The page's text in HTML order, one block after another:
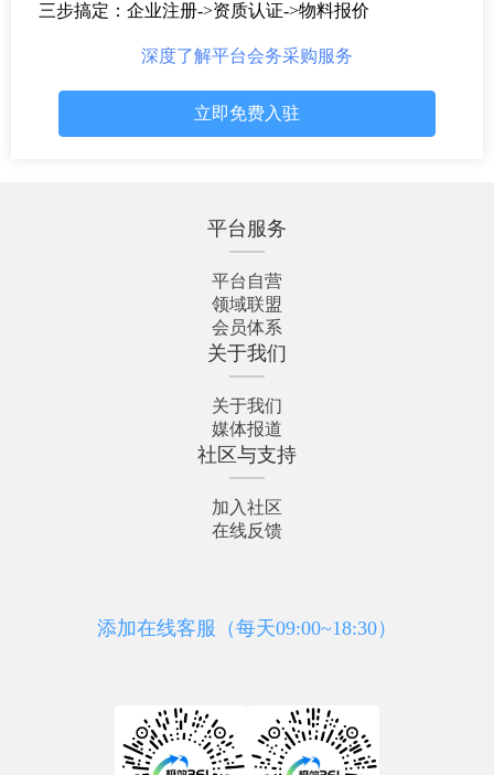
三步搞定：企业注册->资质认证->物料报价
深度了解平台会务采购服务
立即免费入驻
平台服务
平台自营
领域联盟
会员体系
关于我们
关于我们
媒体报道
社区与支持
加入社区
在线反馈
添加在线客服（每天09:00~18:30）